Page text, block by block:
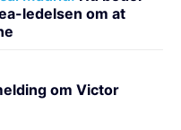
ledelsen om at
om Victor